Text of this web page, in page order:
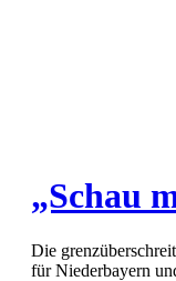
„Schau
Die
für Niederbayern